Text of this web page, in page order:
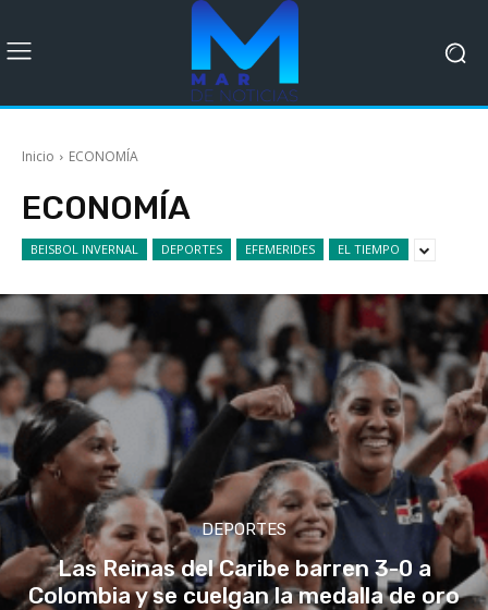
Inicio ECONOMÍA
ECONOMÍA
BEISBOL INVERNAL DEPORTES EFEMERIDES EL TIEMPO
DEPORTES
Las Reinas del Caribe barren 3-0 a
Colombia y se cuelgan la medalla de oro